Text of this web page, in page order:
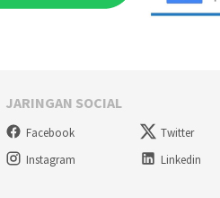
JARINGAN SOCIAL
Facebook Twitter
Instagram
Linkedin